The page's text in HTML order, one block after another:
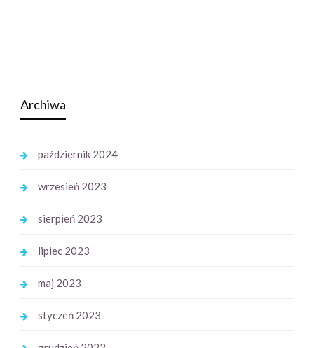
Archiwa
październik 2024
wrzesień 2023
sierpień 2023
lipiec 2023
maj 2023
styczeń 2023